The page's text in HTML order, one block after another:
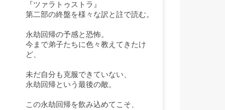
『ツァラトゥストラ』
第二部の終盤を様々な訳と註で読む。
永劫回帰の予感と恐怖。
今まで弟子たちに色々教えてきたけ
ど、
未だ自分も克服できていない、
永劫回帰という最後の敵。
この永劫回帰を飲み込めてこそ、